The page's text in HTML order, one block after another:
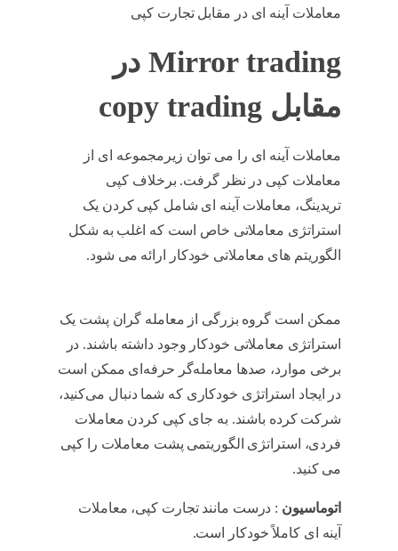
معاملات آینه ای در مقابل تجارت کپی
Mirror trading در
مقابل copy trading
معاملات آینه ای را می توان زیرمجموعه ای از
معاملات کپی در نظر گرفت. برخلاف کپی
تریدینگ، معاملات آینه ای شامل کپی کردن یک
استراتژی معاملاتی خاص است که اغلب به شکل
الگوریتم های معاملاتی خودکار ارائه می شود.
ممکن است گروه بزرگی از معامله گران پشت یک
استراتژی معاملاتی خودکار وجود داشته باشند. در
برخی موارد، صدها معامله‌گر حرفه‌ای ممکن است
در ایجاد استراتژی خودکاری که شما دنبال می‌کنید،
شرکت کرده باشند. به جای کپی کردن معاملات
فردی، استراتژی الگوریتمی پشت معاملات را کپی
می کنید.
اتوماسیون : درست مانند تجارت کپی، معاملات
آینه ای کاملاً خودکار است.